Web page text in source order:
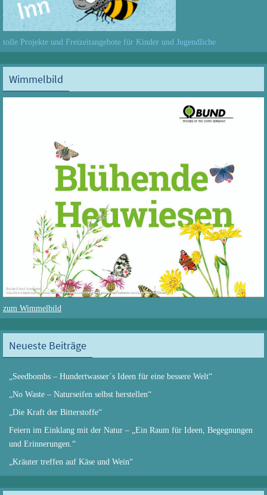
tolle Projekte und Freizeitangebote für Kinder und Jugendliche
Wimmelbild
zum Wimmelbild
Neueste Beiträge
„Seedbombs – Hundertwasser´s Ideen für eine bessere Welt“
„No Waste – Naturseifen selbst herstellen“
„Die Kraft der Bitterstoffe“
Feiern im Einklang mit der Natur – „Ein Raum für Ideen, Begegnungen
und Erinnerungen.“
„Kräuter treffen auf Käse und Wein“